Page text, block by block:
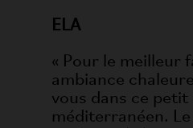
ELA
« Pour le meilleur
ambiance
vous dans ce
méditerranéen.